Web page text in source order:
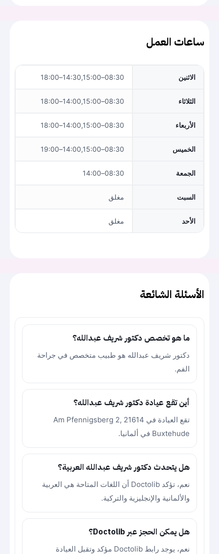
ساعات العمل
الاثنين 08:30–14:30,15:00–18:00
الثلاثاء 08:30–14:00,15:00–18:00
الأربعاء 08:30–14:00,15:00–18:00
الخميس 08:30–14:00,15:00–19:00
الجمعة 08:30–14:00
السبت مغلق
الأحد مغلق
الأسئلة الشائعة
ما هو تخصص دكتور شريف عبدالله؟
دكتور شريف عبدالله هو طبيب متخصص في جراحة
الفم.
أين تقع عيادة دكتور شريف عبدالله؟
تقع العيادة في Am Pfennigsberg 2, 21614
Buxtehude في ألمانيا.
هل يتحدث دكتور شريف عبدالله العربية؟
نعم، تؤكد Doctolib أن اللغات المتاحة هي العربية
والألمانية والإنجليزية والتركية.
هل يمكن الحجز عبر Doctolib؟
نعم، يوجد رابط Doctolib مؤكد وتقبل العيادة